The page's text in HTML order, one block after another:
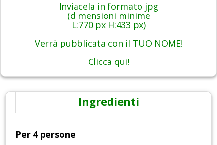
Inviacela in formato jpg
(dimensioni minime
L:770 px H:433 px)
Verrà pubblicata con il TUO NOME!
Clicca qui!
Ingredienti
Per 4 persone